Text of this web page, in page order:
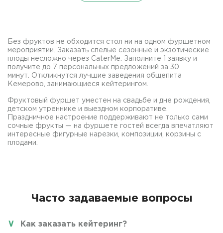
Без фруктов не обходится стол ни на одном фуршетном
мероприятии. Заказать спелые сезонные и экзотические
плоды несложно через CaterMe. Заполните 1 заявку и
получите до 7 персональных предложений за 30
минут. Откликнутся лучшие заведения общепита
Кемерово, занимающиеся кейтерингом.
Фруктовый фуршет уместен на свадьбе и дне рождения,
детском утреннике и выездном корпоративе.
Праздничное настроение поддерживают не только сами
сочные фрукты — на фуршете гостей всегда впечатляют
интересные фигурные нарезки, композиции, корзины с
плодами.
Часто задаваемые вопросы
Как заказать кейтеринг?